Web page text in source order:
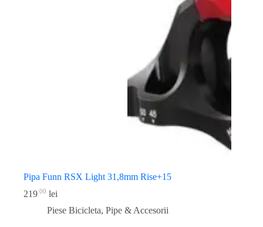
Pipa Funn RSX Light 31,8mm Rise+15
219 00 lei
Piese Bicicleta, Pipe & Accesorii